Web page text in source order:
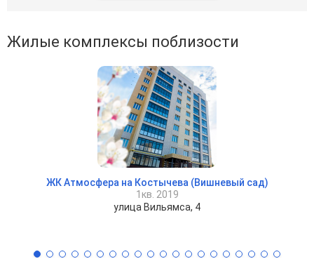
Жилые комплексы поблизости
ЖК Атмосфера на Костычева (Вишневый сад)
1кв. 2019
улица Вильямса, 4